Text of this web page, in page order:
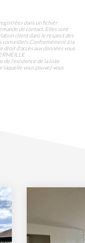
dans un fichier
de contact. Elles sont
client dans le respect des
conseillers Conformément à la
droit d'accès aux données vous
de l'existence de la liste
laquelle vous pouvez vous